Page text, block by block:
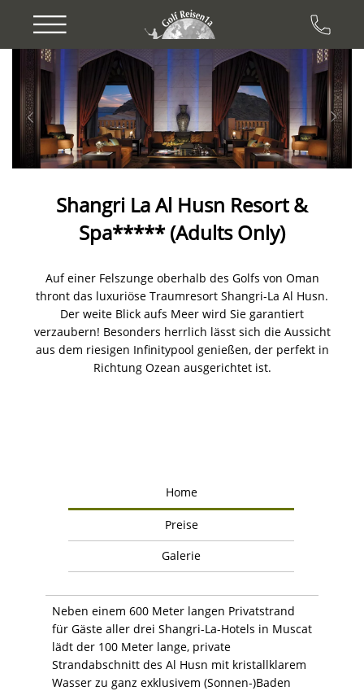
Previous Next
Shangri La Al Husn Resort &
Spa***** (Adults Only)
Auf einer Felszunge oberhalb des Golfs von Oman
thront das luxuriöse Traumresort Shangri-La Al Husn.
Der weite Blick aufs Meer wird Sie garantiert
verzaubern! Besonders herrlich lässt sich die Aussicht
aus dem riesigen Infinitypool genießen, der perfekt in
Richtung Ozean ausgerichtet ist.
Home
Preise
Galerie
Neben einem 600 Meter langen Privatstrand
für Gäste aller drei Shangri-La-Hotels in Muscat
lädt der 100 Meter lange, private
Strandabschnitt des Al Husn mit kristallklarem
Wasser zu ganz exklusivem (Sonnen-)Baden